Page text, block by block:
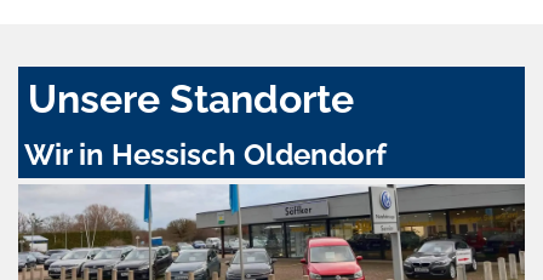
Unsere Standorte
Wir in Hessisch Oldendorf